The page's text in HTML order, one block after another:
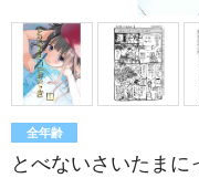
全年齢
とべないさいたまに